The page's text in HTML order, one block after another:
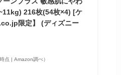
216枚(54枚×4) [ケ
限定】 (ディズニー
点 | Amazon調べ）